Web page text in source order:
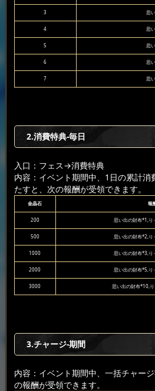
3 思
4 思
5 思
6 思
7 思
2.消費特典-毎日
入口：フェス→消費特典
内容：イベント期間中、1日の累計
たすと、次の報酬が受領できます。
金晶石 報
200 思い出の財布*1,り
500 思い出の財布*2,り
1000 思い出の財布*3,り
2000 思い出の財布*5,り
3000 思い出の財布*10,
3.チャージ-期間
内容：イベント期間中、一括チャー
の報酬が受領できます。